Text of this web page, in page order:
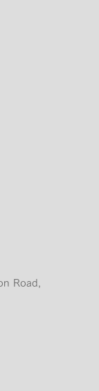
Road,